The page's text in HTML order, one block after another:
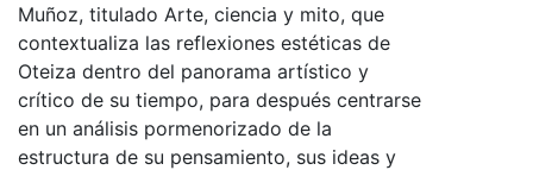
Muñoz, titulado Arte, ciencia y mito, que
contextualiza las reflexiones estéticas de
Oteiza dentro del panorama artístico y
crítico de su tiempo, para después centrarse
en un análisis pormenorizado de la
estructura de su pensamiento, sus ideas y